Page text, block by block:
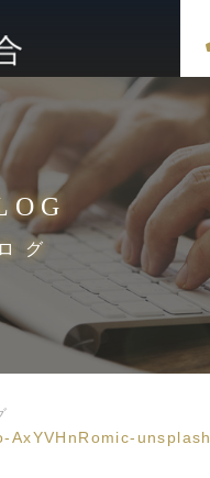
グ
AxYVHnRomic-unsplash